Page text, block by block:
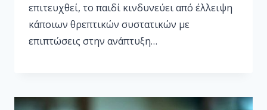
επιτευχθεί, το παιδί κινδυνεύει από έλλειψη
κάποιων θρεπτικών συστατικών με
επιπτώσεις στην ανάπτυξη…